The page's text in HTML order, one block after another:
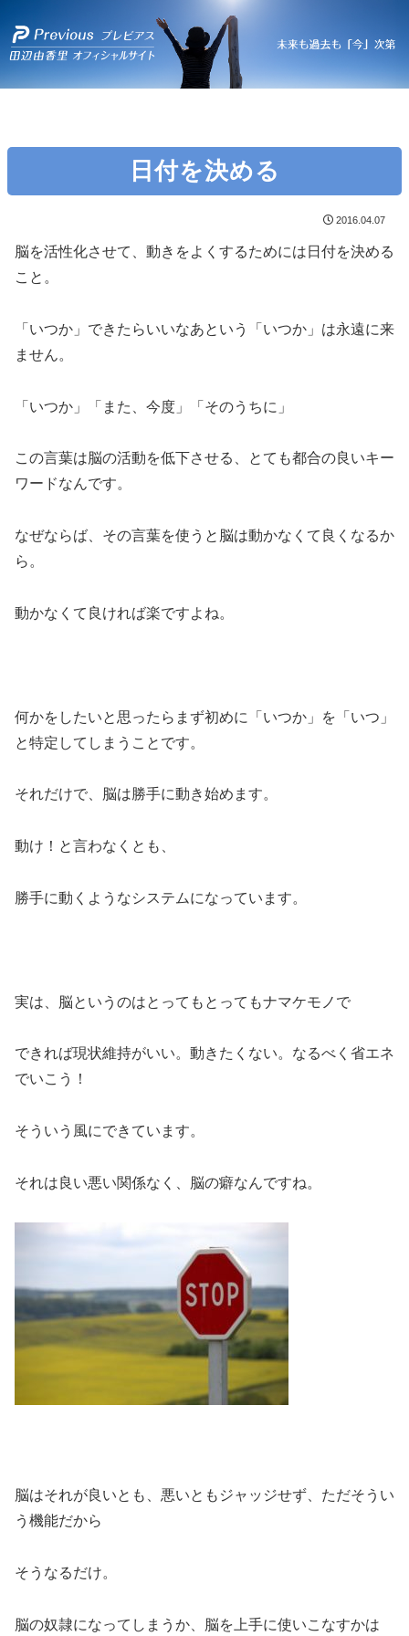
日付を決める
2016.04.07
脳を活性化させて、動きをよくするためには日付を決める
こと。
「いつか」できたらいいなあという「いつか」は永遠に来
ません。
「いつか」「また、今度」「そのうちに」
この言葉は脳の活動を低下させる、とても都合の良いキー
ワードなんです。
なぜならば、その言葉を使うと脳は動かなくて良くなるか
ら。
動かなくて良ければ楽ですよね。
何かをしたいと思ったらまず初めに「いつか」を「いつ」
と特定してしまうことです。
それだけで、脳は勝手に動き始めます。
動け！と言わなくとも、
勝手に動くようなシステムになっています。
実は、脳というのはとってもとってもナマケモノで
できれば現状維持がいい。動きたくない。なるべく省エネ
でいこう！
そういう風にできています。
それは良い悪い関係なく、脳の癖なんですね。
脳はそれが良いとも、悪いともジャッジせず、ただそうい
う機能だから
そうなるだけ。
脳の奴隷になってしまうか、脳を上手に使いこなすかは